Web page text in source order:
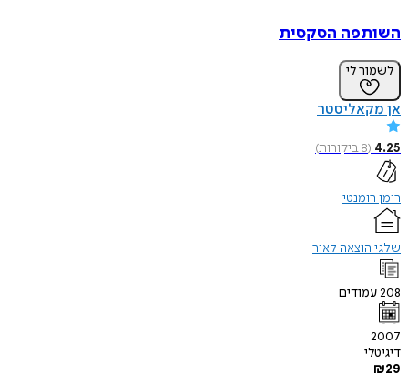
השותפה הסקסית
לשמור לי
אן מקאליסטר
4.25
(
8ביקורות)
רומן רומנטי
שלגי הוצאה לאור
208עמודים
2007
דיגיטלי
₪29